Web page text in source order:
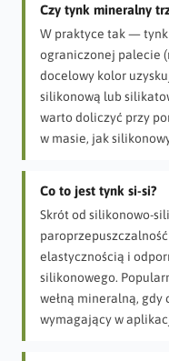
Czy tynk mineralny
W praktyce tak —
ograniczonej palecie
docelowy kolor
silikonową lub
warto doliczyć przy
w masie, jak
Co to jest tynk si-si?
Skrót od silikonowo-
elastycznością i
silikonowego.
wełną mineralną, gdy
wymagający w